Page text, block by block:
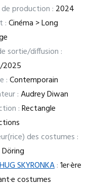
production : 2024
:Cinéma > Long
sortie/diffusion :
:Contemporain
:Audrey Diwan
:Rectangle
des costumes :
SKYRONKA:1er·ère
costumes